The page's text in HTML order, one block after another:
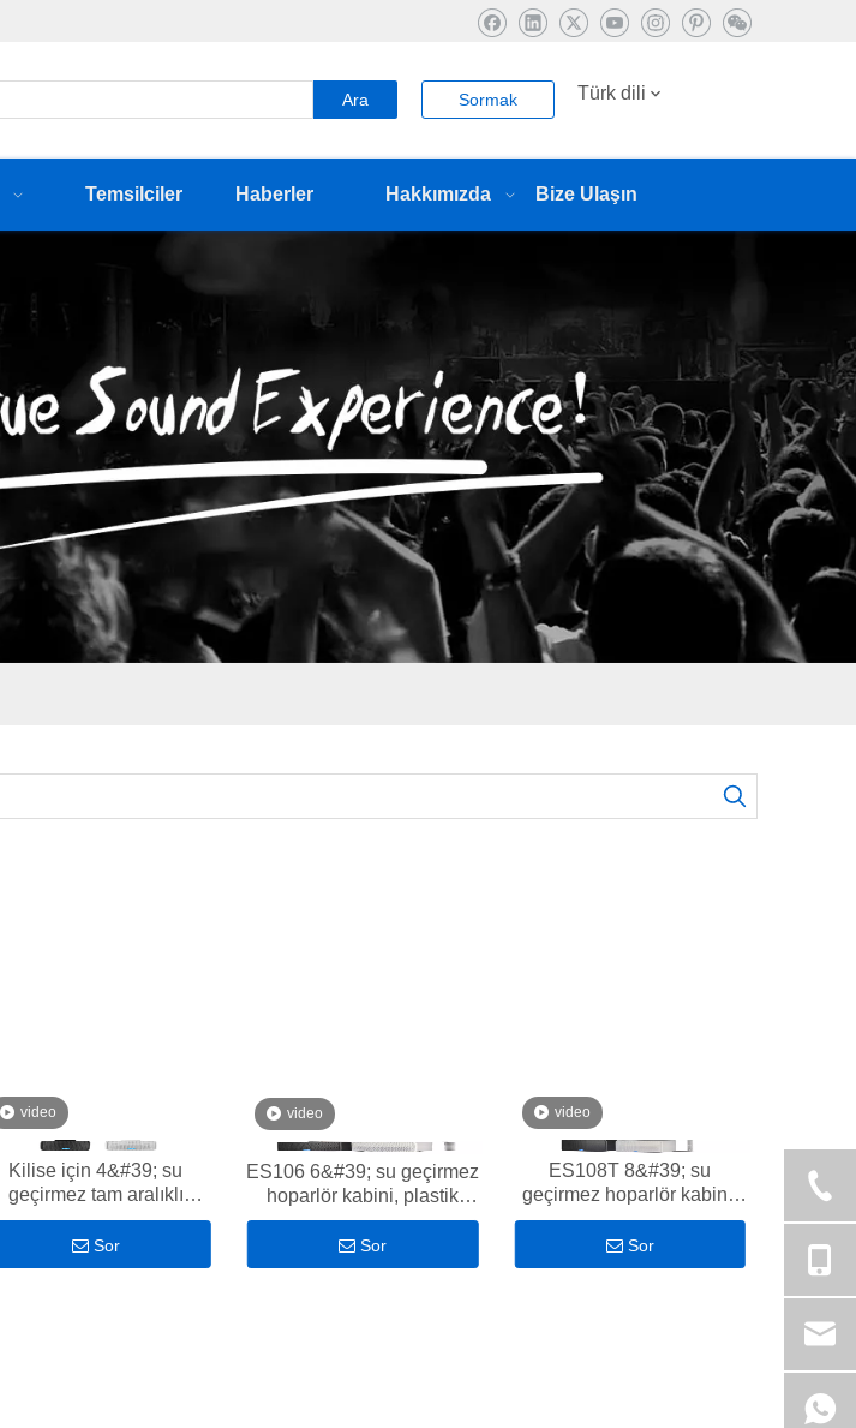
Ara Sormak Türk dili
Temsilciler Haberler Hakkımızda Bize Ulaşın
video
Kilise için 4&#39; su
geçirmez tam aralıklı
hoparlör kabini
Sor
video
ES106 6&#39; su geçirmez
hoparlör kabini, plastik
kabin, IP46
Sor
video
ES108T 8&#39; su
geçirmez hoparlör kabini,
plastik kabin, IP46
Sor